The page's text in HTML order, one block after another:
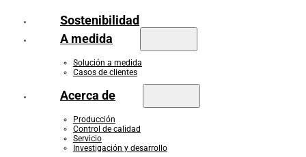
Sostenibilidad
A medida
Solución a medida
Casos de clientes
Acerca de
Producción
Control de calidad
Servicio
Investigación y desarrollo